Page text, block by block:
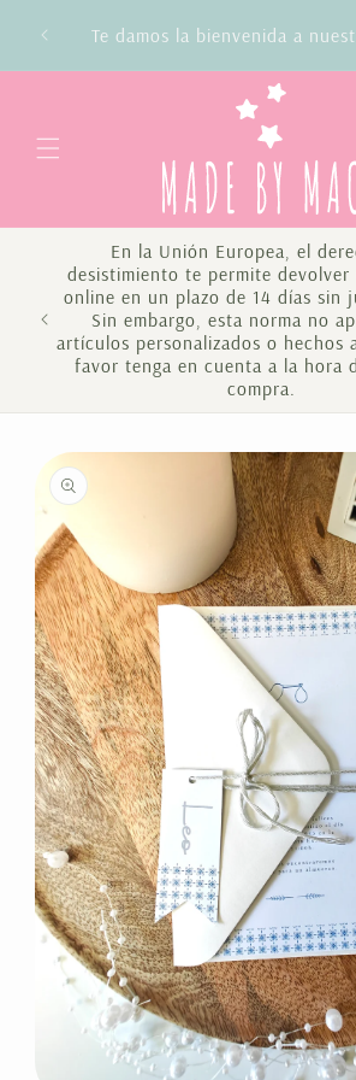
directamente
al contenido
Envío gratis en compras
Península y Baleares
En la Unión Europea, el
desistimiento te permite devolver
online en un plazo de 14 días sin
Sin embargo, esta norma no
artículos personalizados o hechos
favor tenga en cuenta a la hora
compra.
directamente
a la
información
del producto